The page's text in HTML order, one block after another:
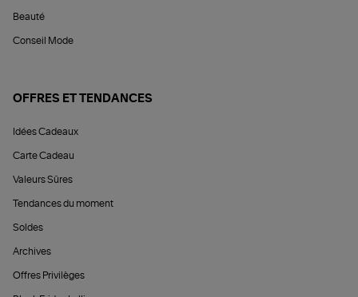
Beauté
Conseil Mode
OFFRES ET TENDANCES
Idées Cadeaux
Carte Cadeau
Valeurs Sûres
Tendances du moment
Soldes
Archives
Offres Privilèges